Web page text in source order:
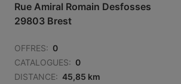
Rue Amiral Romain Desfosses
29803 Brest
OFFRES: 0
CATALOGUES: 0
DISTANCE: 45,85 km